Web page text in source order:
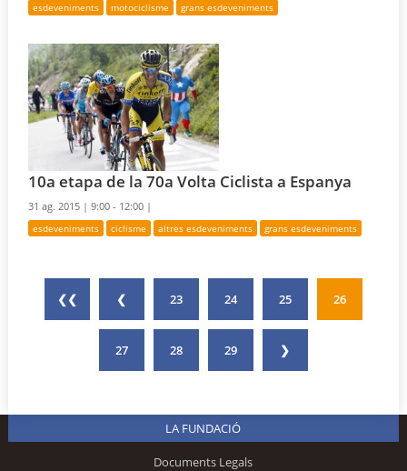
esdeveniments motociclisme grans esdeveniments
10a etapa de la 70a Volta Ciclista a Espanya
31 ag. 2015 |9:00 - 12:00 |
esdeveniments ciclisme altres esdeveniments grans esdeveniments
❮❮ ❮ 23 24 25 26
27 28 29 ❯
LA FUNDACIÓ
Documents Legals